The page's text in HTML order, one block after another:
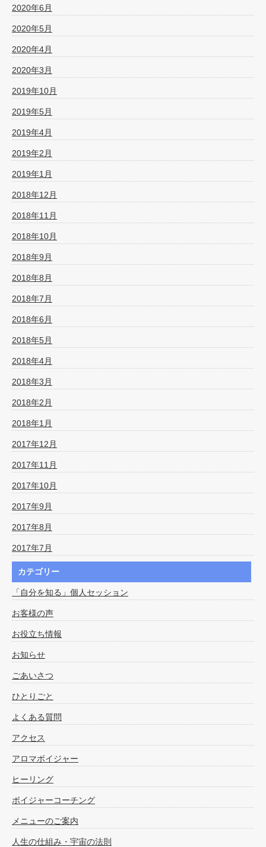
2020年6月
2020年5月
2020年4月
2020年3月
2019年10月
2019年5月
2019年4月
2019年2月
2019年1月
2018年12月
2018年11月
2018年10月
2018年9月
2018年8月
2018年7月
2018年6月
2018年5月
2018年4月
2018年3月
2018年2月
2018年1月
2017年12月
2017年11月
2017年10月
2017年9月
2017年8月
2017年7月
カテゴリー
「自分を知る」個人セッション
お客様の声
お役立ち情報
お知らせ
ごあいさつ
ひとりごと
よくある質問
アクセス
アロマボイジャー
ヒーリング
ボイジャーコーチング
メニューのご案内
人生の仕組み・宇宙の法則